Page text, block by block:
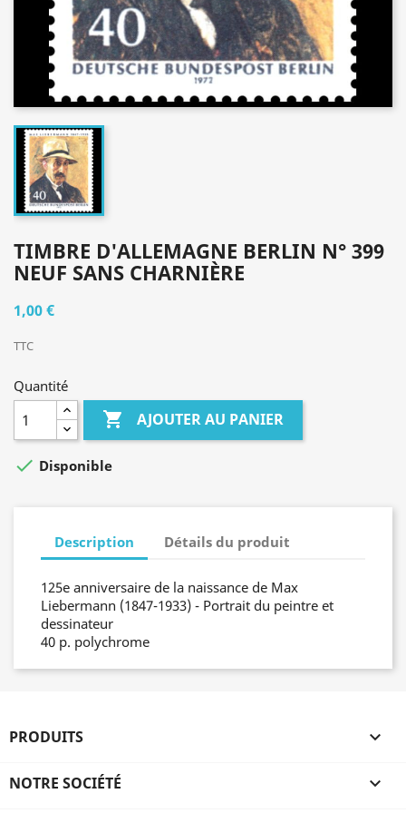
TIMBRE D'ALLEMAGNE BERLIN N° 399
NEUF SANS CHARNIÈRE
1,00 €
TTC
Quantité
 AJOUTER AU PANIER
 Disponible
Description Détails du produit
125e anniversaire de la naissance de Max
Liebermann (1847-1933) - Portrait du peintre et
dessinateur
40 p. polychrome
PRODUITS 
NOTRE SOCIÉTÉ 